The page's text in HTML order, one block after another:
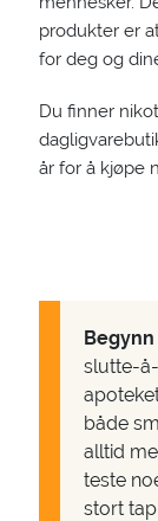
produkter er
for deg og
Du finner
år for å kjøpe
slutte-
både
alltid
teste
stort